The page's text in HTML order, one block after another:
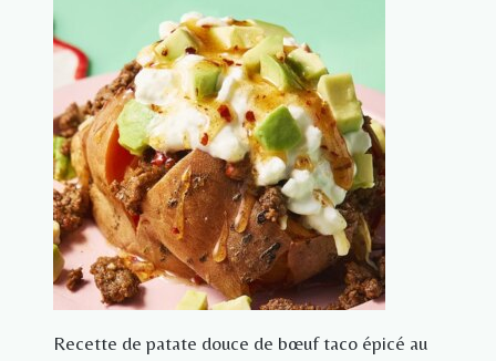
Recette de patate douce de bœuf taco épicé au